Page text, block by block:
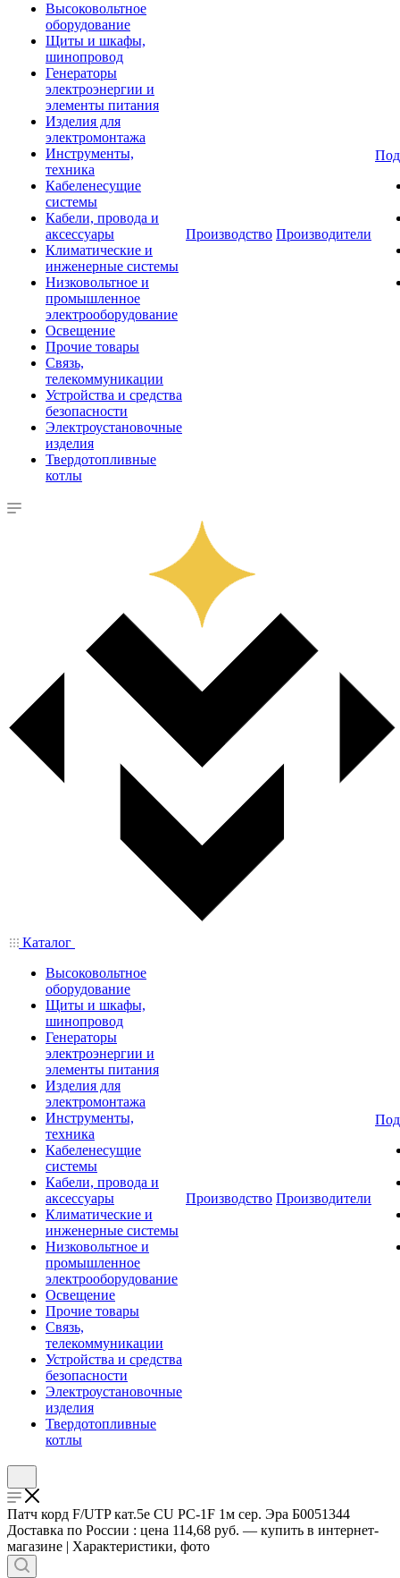
Высоковольтное
оборудование
Щиты и шкафы,
шинопровод
Генераторы
электроэнергии и
элементы питания
Изделия для
электромонтажа
Инструменты,
техника
Кабеленесущие
системы
Кабели, провода и
аксессуары
Климатические и
инженерные системы
Низковольтное и
промышленное
электрооборудование
Освещение
Прочие товары
Связь,
телекоммуникации
Устройства и средства
безопасности
Электроустановочные
изделия
Твердотопливные
котлы
Производство Производители
Каталог
Высоковольтное
оборудование
Щиты и шкафы,
шинопровод
Генераторы
электроэнергии и
элементы питания
Изделия для
электромонтажа
Инструменты,
техника
Кабеленесущие
системы
Кабели, провода и
аксессуары
Климатические и
инженерные системы
Низковольтное и
промышленное
электрооборудование
Освещение
Прочие товары
Связь,
телекоммуникации
Устройства и средства
безопасности
Электроустановочные
изделия
Твердотопливные
котлы
Производство Производители
Патч корд F/UTP кат.5e CU PC-1F 1м сер. Эра Б0051344
Доставка по России : цена 114,68 руб. — купить в интернет-
магазине | Характеристики, фото